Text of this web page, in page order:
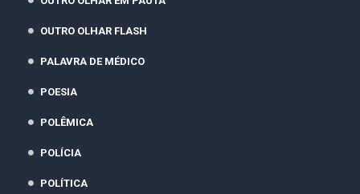
OUTRO OLHAR FLASH
PALAVRA DE MÉDICO
POESIA
POLÊMICA
POLÍCIA
POLÍTICA